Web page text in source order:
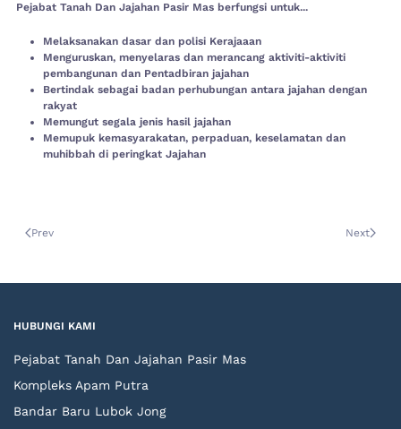
Pejabat Tanah Dan Jajahan Pasir Mas berfungsi untuk...
Melaksanakan dasar dan polisi Kerajaaan
Menguruskan, menyelaras dan merancang aktiviti-aktiviti
pembangunan dan Pentadbiran jajahan
Bertindak sebagai badan perhubungan antara jajahan dengan
rakyat
Memungut segala jenis hasil jajahan
Memupuk kemasyarakatan, perpaduan, keselamatan dan
muhibbah di peringkat Jajahan
Prev Next
HUBUNGI KAMI
Pejabat Tanah Dan Jajahan Pasir Mas
Kompleks Apam Putra
Bandar Baru Lubok Jong